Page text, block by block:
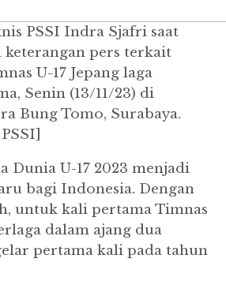
PSSI Indra Sjafri saat
pers terkait
U-17 Jepang laga
Senin (13/11/23) di
Bung Tomo, Surabaya.
Dunia U-17 2023 menjadi
bagi Indonesia. Dengan
untuk kali pertama Timnas
dalam ajang dua
pertama kali pada tahun